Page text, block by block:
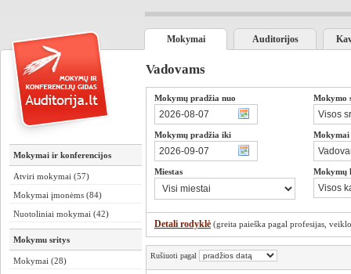
Mokymai Auditorijos
Mokymai ir konferencijos
Atviri mokymai (57)
Mokymai įmonėms (84)
Nuotoliniai mokymai (42)
Mokymu sritys
Mokymai (28)
Vadovams
Mokymų pradžia nuo
Mokymų pradžia iki
Miestas
Mokymo
Mokymų
Detali rodyklė (greita paieška pagal profesijas,
Rušiuoti pagal